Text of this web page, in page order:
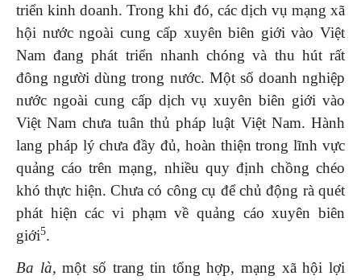
triển kinh doanh. Trong khi đó, các dịch vụ mạng xã
hội nước ngoài cung cấp xuyên biên giới vào Việt
Nam đang phát triển nhanh chóng và thu hút rất
đông người dùng trong nước. Một số doanh nghiệp
nước ngoài cung cấp dịch vụ xuyên biên giới vào
Việt Nam chưa tuân thủ pháp luật Việt Nam. Hành
lang pháp lý chưa đầy đủ, hoàn thiện trong lĩnh vực
quảng cáo trên mạng, nhiều quy định chồng chéo
khó thực hiện. Chưa có công cụ để chủ động rà quét
phát hiện các vi phạm về quảng cáo xuyên biên
giới5.
Ba là, một số trang tin tổng hợp, mạng xã hội lợi